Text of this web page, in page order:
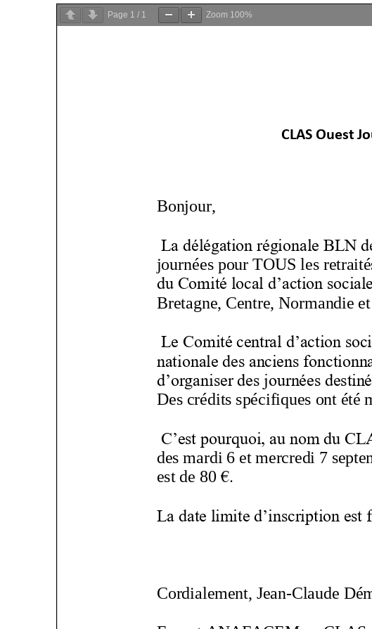
Page 1 / 1 Zoom 100%